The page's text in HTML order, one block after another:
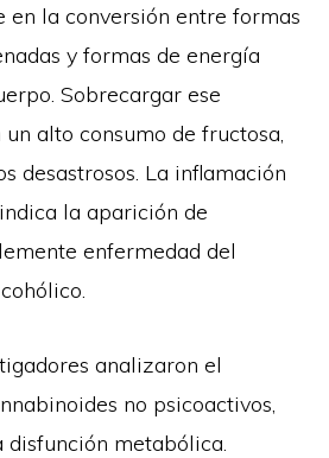
la conversión entre formas
y formas de energía
Sobrecargar ese
alto consumo de fructosa,
desastrosos. La inflamación
la aparición de
enfermedad del
analizaron el
no psicoactivos,
disfunción metabólica.